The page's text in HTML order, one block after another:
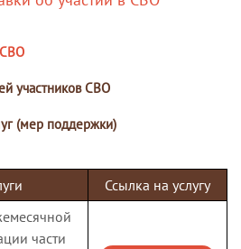
СВО
участников СВО
(мер поддержки)
Ссылка на услугу
части